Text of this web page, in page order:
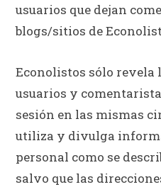
usuarios que dejan
blogs/sitios de
Econolistos sólo revela
usuarios y
sesión en las mismas
utiliza y divulga
personal como se
salvo que las